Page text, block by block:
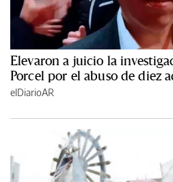
Elevaron a juicio la
Porcel por el abuso de diez
elDiarioAR